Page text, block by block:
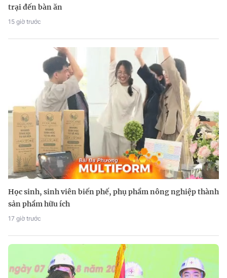
trại đến bàn ăn
15 giờ trước
Học sinh, sinh viên biến phế, phụ phẩm nông nghiệp thành
sản phẩm hữu ích
17 giờ trước